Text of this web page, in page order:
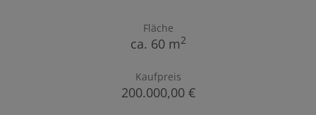
Fläche
ca. 60 m2
Kaufpreis
200.000,00 €